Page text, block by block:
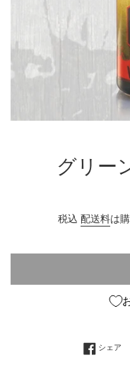
グリー
税込 配送料は
シェア